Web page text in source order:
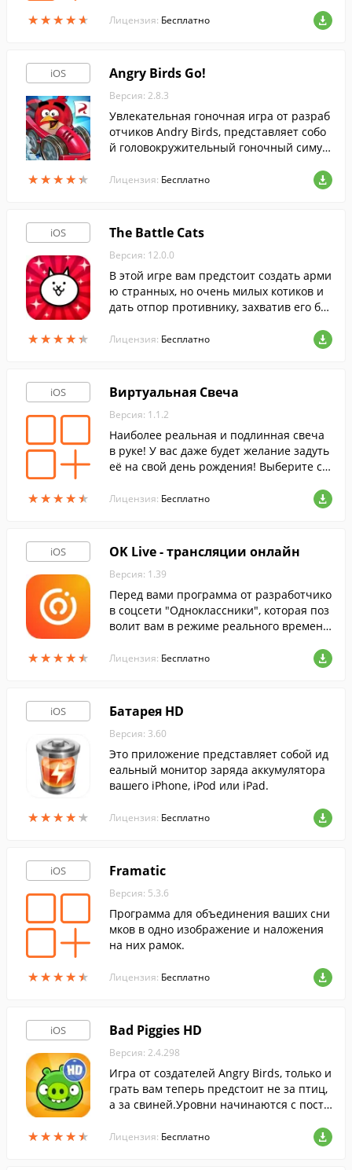
★★★★★
★★★★★ Лицензия: Бесплатно
iOS
★★★★★
★★★★★
Angry Birds Go!
Версия: 2.8.3
Увлекательная гоночная игра от разраб
отчиков Andry Birds, представляет собо
й головокружительный гоночный симул
трехмерного мира.
Лицензия: Бесплатно
iOS
★★★★★
★★★★★
The Battle Cats
Версия: 12.0.0
В этой игре вам предстоит создать арми
ю странных, но очень милых котиков и
дать отпор противнику, захватив его баз
Лицензия: Бесплатно
iOS
★★★★★
★★★★★
Виртуальная Свеча
Версия: 1.1.2
Наиболее реальная и подлинная свеча
в руке! У вас даже будет желание задуть
её на свой день рождения! Выберите св
Лицензия: Бесплатно
iOS
★★★★★
★★★★★
OK Live - трансляции онлайн
Версия: 1.39
Перед вами программа от разработчико
в соцсети "Одноклассники", которая поз
волит вам в режиме реального времени
ли iPad и смотреть чужие трансляции.
Лицензия: Бесплатно
iOS
★★★★★
★★★★★
Батарея HD
Версия: 3.60
Это приложение представляет собой ид
еальный монитор заряда аккумулятора
вашего iPhone, iPod или iPad.
Лицензия: Бесплатно
iOS
★★★★★
★★★★★
Framatic
Версия: 5.3.6
Программа для объединения ваших сни
мков в одно изображение и наложения
на них рамок.
Лицензия: Бесплатно
iOS
★★★★★
★★★★★
Bad Piggies HD
Версия: 2.4.298
Игра от создателей Angry Birds, только и
грать вам теперь предстоит не за птиц,
а за свиней.Уровни начинаются с постр
мной машины из подручных материало
Лицензия: Бесплатно